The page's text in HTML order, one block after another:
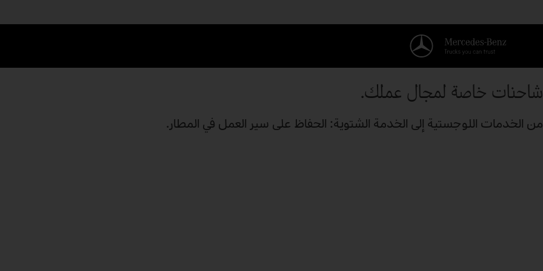
شاحنات خاصة لمجال عملك.
من الخدمات اللوجستية إلى الخدمة الشتوية: الحفاظ على سير العمل في المطار.